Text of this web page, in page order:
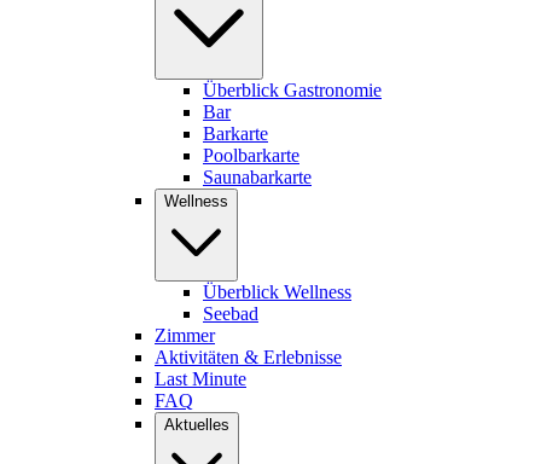
Überblick Gastronomie
Bar
Barkarte
Poolbarkarte
Saunabarkarte
Wellness
Überblick Wellness
Seebad
Zimmer
Aktivitäten & Erlebnisse
Last Minute
FAQ
Aktuelles